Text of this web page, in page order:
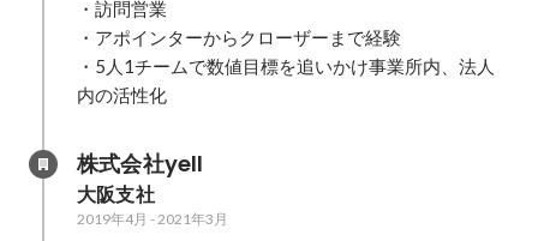
・訪問営業
・アポインターからクローザーまで経験
・5人1チームで数値目標を追いかけ事業所内、法人
内の活性化
株式会社yell
大阪支社
2019年4月 -2021年3月